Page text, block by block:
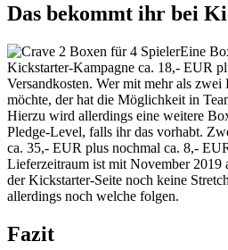
Das bekommt ihr bei
Eine
Kickstarter-Kampagne ca. 18,- EUR
Versandkosten. Wer mit mehr als zwei
möchte, der hat die Möglichkeit in
Hierzu wird allerdings eine weitere
Pledge-Level, falls ihr das vorhabt.
ca. 35,- EUR plus nochmal ca. 8,-
Lieferzeitraum ist mit November 2019
der Kickstarter-Seite noch keine
allerdings noch welche folgen.
Fazit